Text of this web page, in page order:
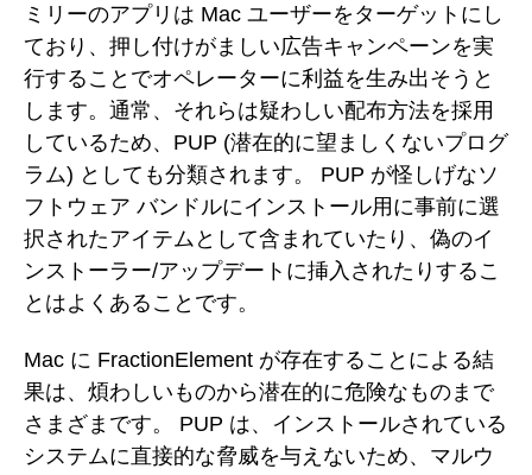
ミリーのアプリは Mac ユーザーをターゲットにし
ており、押し付けがましい広告キャンペーンを実
行することでオペレーターに利益を生み出そうと
します。通常、それらは疑わしい配布方法を採用
しているため、PUP (潜在的に望ましくないプログ
ラム) としても分類されます。 PUP が怪しげなソ
フトウェア バンドルにインストール用に事前に選
択されたアイテムとして含まれていたり、偽のイ
ンストーラー/アップデートに挿入されたりするこ
とはよくあることです。
Mac に FractionElement が存在することによる結
果は、煩わしいものから潜在的に危険なものまで
さまざまです。 PUP は、インストールされている
システムに直接的な脅威を与えないため、マルウ